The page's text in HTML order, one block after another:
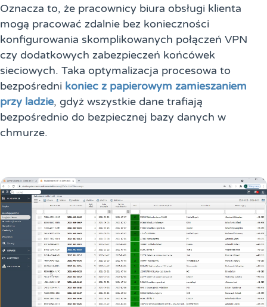
Oznacza to, że pracownicy biura obsługi klienta
mogą pracować zdalnie bez konieczności
konfigurowania skomplikowanych połączeń VPN
czy dodatkowych zabezpieczeń końcówek
sieciowych. Taka optymalizacja procesowa to
bezpośredni koniec z papierowym zamieszaniem
przy ladzie, gdyż wszystkie dane trafiają
bezpośrednio do bezpiecznej bazy danych w
chmurze.